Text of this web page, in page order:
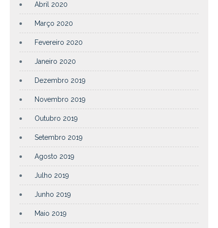
Abril 2020
Março 2020
Fevereiro 2020
Janeiro 2020
Dezembro 2019
Novembro 2019
Outubro 2019
Setembro 2019
Agosto 2019
Julho 2019
Junho 2019
Maio 2019